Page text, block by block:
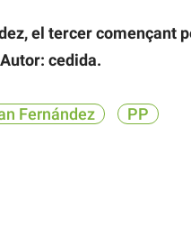
el tercer començant
cedida.
Fernández PP